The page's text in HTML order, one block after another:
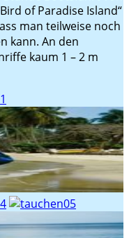
of Paradise Island“
man teilweise noch
kann. An den
kaum 1 – 2 m